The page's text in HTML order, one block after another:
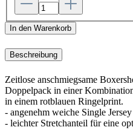
In den Warenkorb
Beschreibung
Zeitlose anschmiegsame
Doppelpack in einer
in einem rotblauen Ringelprint.
- angenehm weiche Single
- leichter Stretchanteil für eine